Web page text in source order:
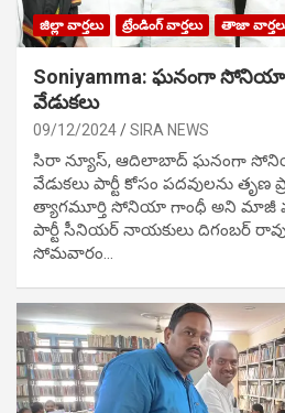
జిల్లా వార్తలు ట్రేండింగ్ వార్తలు తాజా
Soniyamma: ఘ‌నంగా సోనియా
వేడుక‌లు
09/12/2024 SIRA NEWS
సిరా న్యూస్, ఆదిలాబాద్ ఘ‌నంగా
వేడుక‌లు పార్టీ కోసం ప‌ద‌వుల‌ను
త్యాగమూర్తి సోనియా గాంధీ అని మాజీ
పార్టీ సీనియ‌ర్ నాయ‌కులు దిగంబ‌ర్
సోమవారం…